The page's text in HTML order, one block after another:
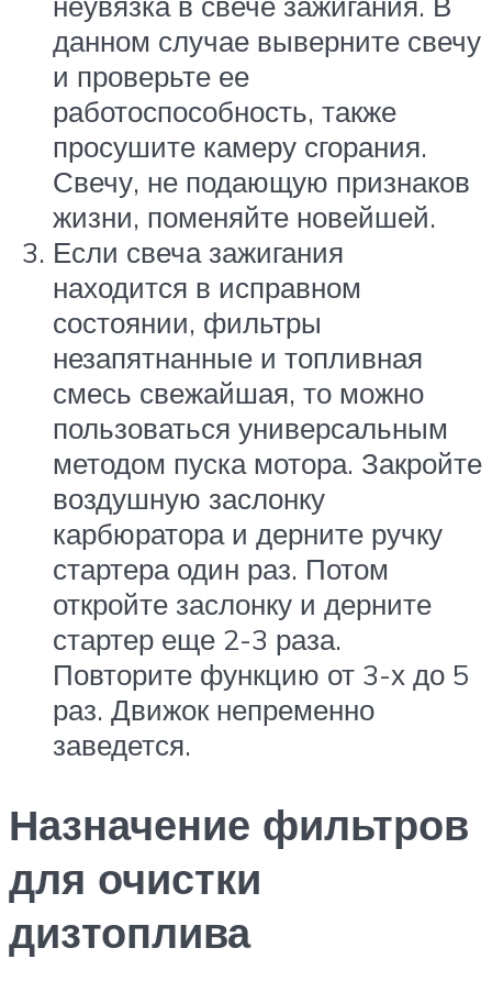
данном случае выверните свечу
и проверьте ее
работоспособность, также
просушите камеру сгорания.
Свечу, не подающую признаков
жизни, поменяйте новейшей.
Если свеча зажигания
находится в исправном
состоянии, фильтры
незапятнанные и топливная
смесь свежайшая, то можно
пользоваться универсальным
методом пуска мотора. Закройте
воздушную заслонку
карбюратора и дерните ручку
стартера один раз. Потом
откройте заслонку и дерните
стартер еще 2-3 раза.
Повторите функцию от 3-х до 5
раз. Движок непременно
заведется.
Назначение фильтров
для очистки
дизтоплива